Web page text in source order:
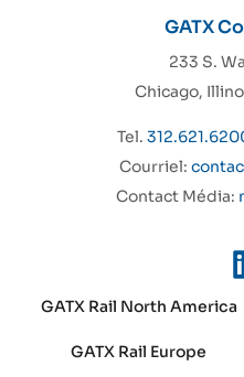
GATX
233 S.
Chicago,
Tel.
Courriel:
Contact Média:
GATX Rail North America
GATX Rail Europe